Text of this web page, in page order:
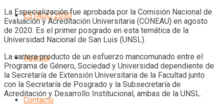
ESTADO 2030
Agenda
Contacto
La Especialización fue aprobada por la Comisión Nacional de
Evaluación y Acreditación Universitaria (CONEAU) en agosto
de 2020. Es el primer posgrado en esta temática de la
Universidad Nacional de San Luis (UNSL).
La carrera producto de un esfuerzo mancomunado entre el
Programa de Género, Sociedad y Universidad dependiente de
la Secretaría de Extensión Universitaria de la Facultad junto
con la Secretaría de Posgrado y la Subsecretaría de
Acreditación y Desarrollo Institucional, ambas de la UNSL.